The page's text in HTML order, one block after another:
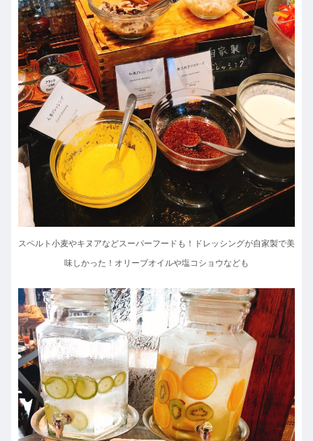
スペルト小麦やキヌアなどスーパーフードも！
ドレッシングが自家製で美
味しかった！オリーブオイルや塩コショウなども